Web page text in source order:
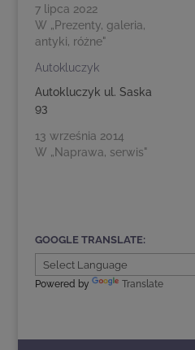
7 lipca 2022
W „Prezenty, galeria,
antyki, różne"
Autokluczyk
Autokluczyk ul. Saska
93
13 września 2014
W „Naprawa, serwis"
GOOGLE TRANSLATE:
Powered by Translate